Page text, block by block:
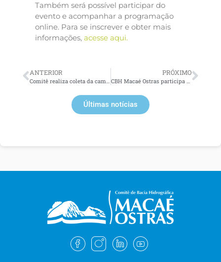
Também será possível participar do
evento e acompanhar a programação
online. Para se inscrever e obter mais
informações, acesse aqui.
ANTERIOR PRÓXIMO
Últimas notícias